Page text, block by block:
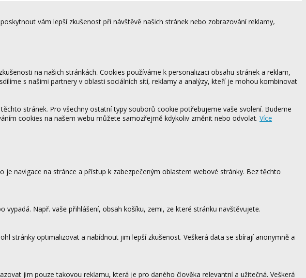
vám lepší zkušenost při návštěvě našich stránek nebo zobrazování reklamy,
na našich stránkách. Cookies používáme k personalizaci obsahu stránek a reklam,
s našimi partnery v oblasti sociálních sítí, reklamy a analýzy, kteří je mohou kombinovat
stránek. Pro všechny ostatní typy souborů cookie potřebujeme vaše svolení. Budeme
cookies na našem webu můžete samozřejmě kdykoliv změnit nebo odvolat. Více
navigace na stránce a přístup k zabezpečeným oblastem webové stránky. Bez těchto
Např. vaše přihlášení, obsah košíku, zemi, ze které stránku navštěvujete.
stránky optimalizovat a nabídnout jim lepší zkušenost. Veškerá data se sbírají anonymně a
jim pouze takovou reklamu, která je pro daného člověka relevantní a užitečná. Veškerá